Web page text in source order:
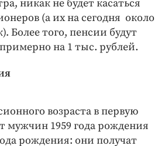
никак не будет касаться
(а их на сегодня около
Более того, пенсии будут
на 1 тыс. рублей.
возраста в первую
мужчин 1959 года рождения
рождения: они получат